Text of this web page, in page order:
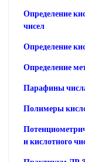
Определение
чисел
Определение
Определение
Парафины
Полимеры
и кислотного